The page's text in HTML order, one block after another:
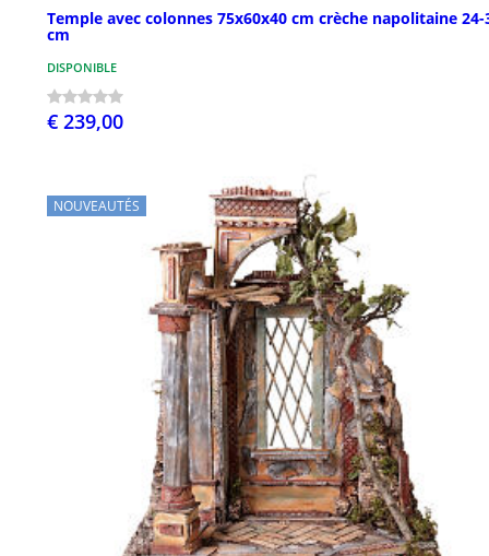
Temple avec colonnes 75x60x40 cm crèche napolitaine 24-
cm
DISPONIBLE
€ 239,00
NOUVEAUTÉS